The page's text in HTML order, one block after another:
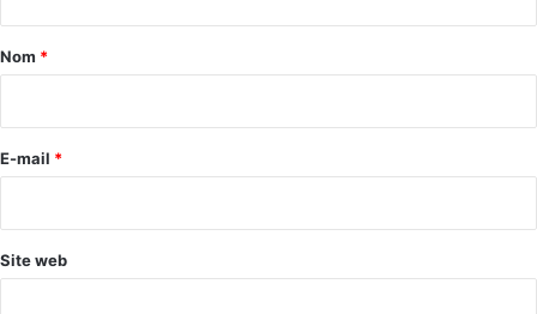
a
e
Nom *
E-mail *
Site web